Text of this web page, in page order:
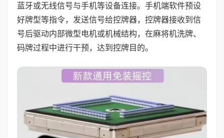
蓝牙或无线信号与手机等设备连接。手机端软件预设
好牌型等指令，发送信号给控牌器，控牌器接收到信
号后驱动内部微型电机或机械结构，在麻将机洗牌、
码牌过程中进行干预，达到控牌目的。